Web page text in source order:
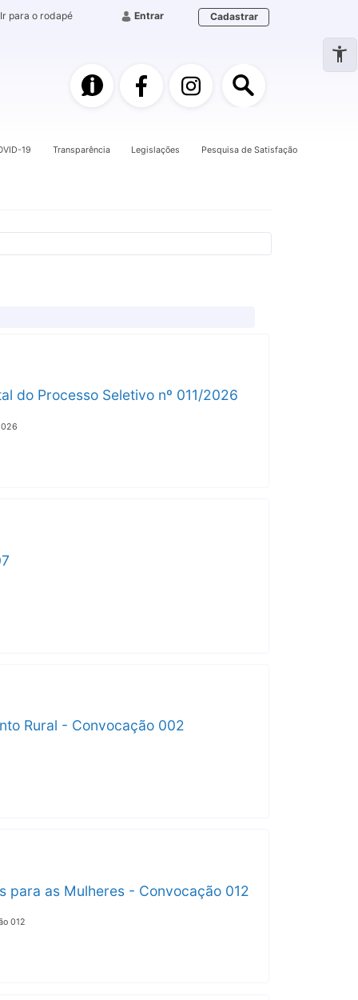
Ir para o rodapé Entrar Cadastrar
19 Transparência Legislações Pesquisa de Satisfação
do Processo Seletivo nº 011/2026
Rural - Convocação 002
para as Mulheres - Convocação 012
012